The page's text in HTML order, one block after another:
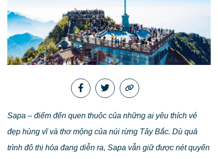
Sapa – điểm đến quen thuộc của những ai yêu thích vẻ
đẹp hùng vĩ và thơ mộng của núi rừng Tây Bắc. Dù quá
trình đô thị hóa đang diễn ra, Sapa vẫn giữ được nét quyến